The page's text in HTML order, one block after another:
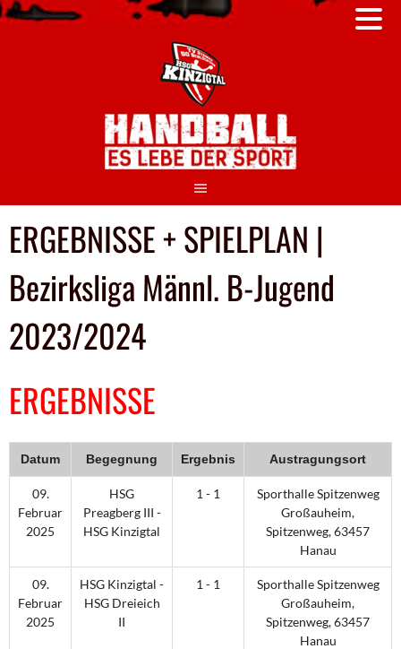
ERGEBNISSE + SPIELPLAN |
Bezirksliga Männl. B-Jugend
2023/2024
ERGEBNISSE
Datum Begegnung Ergebnis Austragungsort
09.
Februar
2025
HSG
Preagberg III -
HSG Kinzigtal
1 - 1
Sporthalle Spitzenweg
Großauheim,
Spitzenweg, 63457
Hanau
09.
Februar
2025
HSG Kinzigtal -
HSG Dreieich
II
1 - 1
Sporthalle Spitzenweg
Großauheim,
Spitzenweg, 63457
Hanau